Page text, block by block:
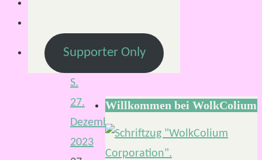
S.
27.
Dezember
2023
Supporter Only
Willkommen bei WolkColium